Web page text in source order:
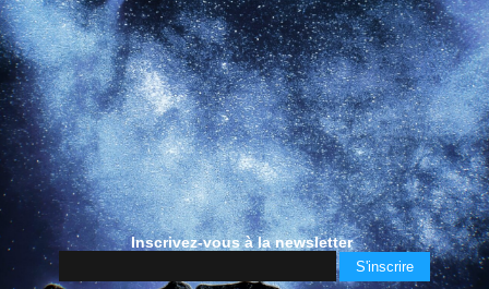
Inscrivez-vous à la newsletter